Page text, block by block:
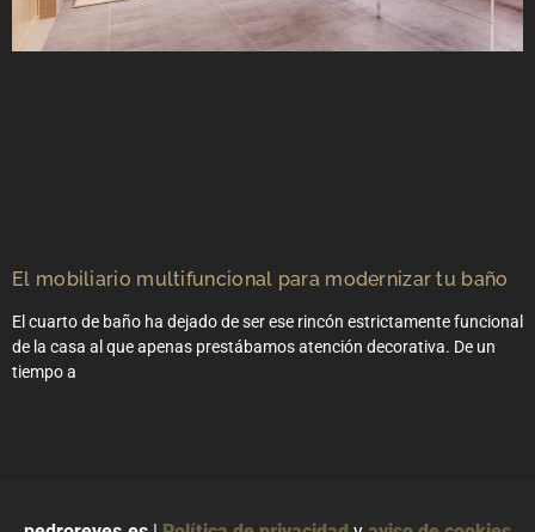
El mobiliario multifuncional para modernizar tu baño
El cuarto de baño ha dejado de ser ese rincón estrictamente funcional
de la casa al que apenas prestábamos atención decorativa. De un
tiempo a